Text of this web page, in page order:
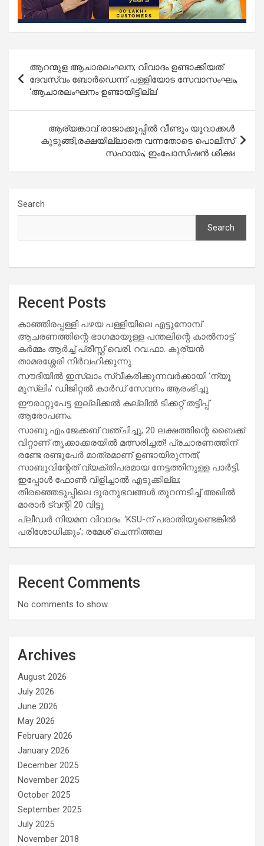
navigation
ആറന്മുള ആചാരലംഘന; വിവാദം ഉണ്ടാക്കിയത്
ദേവസ്വം ബോർഡെന്ന് പള്ളിയോട സേവാസംഘം,
‘ആചാരലംഘനം ഉണ്ടായിട്ടില്ല’
ആര്യങ്കാവ് രാജാക്കൂപ്പിൽ വീണ്ടും യുവാക്കൾ
കുടുങ്ങി,രക്ഷയില്ലാതെ വന്നതോടെ പാെലീസ്
സഹായം; ഇംപോസിഷൻ ശിക്ഷ
Search
Search
Recent Posts
കാഞ്ഞിരപ്പള്ളി പഴയ പള്ളിയിലെ എട്ടുനോമ്പ്
ആചരണത്തിന്റെ ഭാഗമായുള്ള പന്തലിന്റെ കാൽനാട്ട്
കർമ്മം ആർച്ച് പ്രീസ്റ്റ് വെരി. റവ.ഫാ. കുര്യൻ
താമരശ്ശേരി നിർവഹിക്കുന്നു.
സൗദിയില്‍ ഇസ്‌ലാം സ്വീകരിക്കുന്നവര്‍ക്കായി ‘ന്യൂ
മുസ്ലിം’ ഡിജിറ്റല്‍ കാര്‍ഡ് സേവനം ആരംഭിച്ചു
ഈരാറ്റുപേട്ട ഇല്ലിക്കൽ കല്ലിൽ ടിക്കറ്റ് തട്ടിപ്പ്
ആരോപണം;
സാബു.എം.ജേക്കബ് വഞ്ചിച്ചു; 20 ലക്ഷത്തിന്റെ ബൈക്ക്
വിറ്റാണ് തൃക്കാക്കരയില്‍ മത്സരിച്ചത്! പ്രചാരണത്തിന്
രണ്ടേ രണ്ടുപേര്‍ മാത്രമാണ് ഉണ്ടായിരുന്നത്;
സാബുവിന്റേത് വ്യക്തിപരമായ നേട്ടത്തിനുള്ള പാര്‍ട്ടി;
ഇപ്പോള്‍ ഫോണ്‍ വിളിച്ചാല്‍ എടുക്കില്ല;
തിരഞ്ഞെടുപ്പിലെ ദുരനുഭവങ്ങള്‍ തുറന്നടിച്ച് അഖില്‍
മാരാര്‍ ട്വന്റി 20 വിട്ടു
പ്ലീഡർ നിയമന വിവാദം: ‘KSU-ന് പരാതിയുണ്ടെങ്കിൽ
പരിശോധിക്കും’; രമേശ് ചെന്നിത്തല
Recent Comments
No comments to show.
Archives
August 2026
July 2026
June 2026
May 2026
February 2026
January 2026
December 2025
November 2025
October 2025
September 2025
July 2025
November 2018